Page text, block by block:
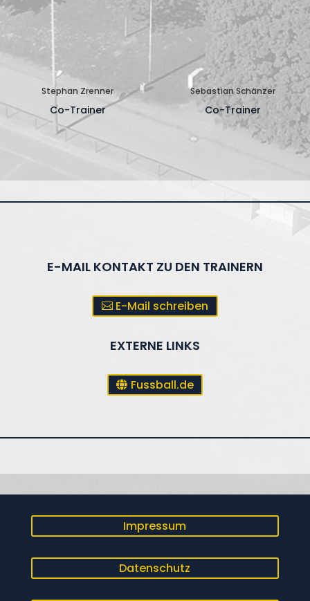
Stephan Zrenner
Co-Trainer
Sebastian Schänzer
Co-Trainer
E-MAIL KONTAKT ZU DEN TRAINERN
E-Mail schreiben
EXTERNE LINKS
Fussball.de
Impressum
Datenschutz